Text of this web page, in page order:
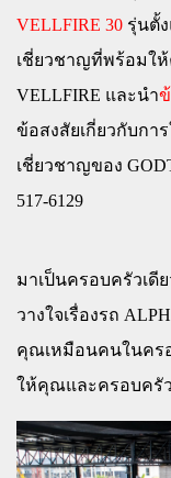
VELLFIRE 30 รุ่นตั้ง
เชี่ยวชาญที่พร้อมให้
VELLFIRE และนำ
ข้อสงสัยเกี่ยวกับกา
เชี่ยวชาญของ
517-6129
มาเป็นครอบครัวเดี
วางใจเรื่องรถ
คุณเหมือนคนในคร
ให้คุณและครอบครั